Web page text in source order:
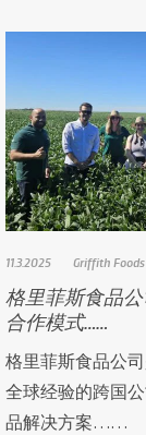
11.3.2025 Griffith Foods
格里菲斯食品
合作模式……
格里菲斯食品公
全球经验的跨国
品解决方案……